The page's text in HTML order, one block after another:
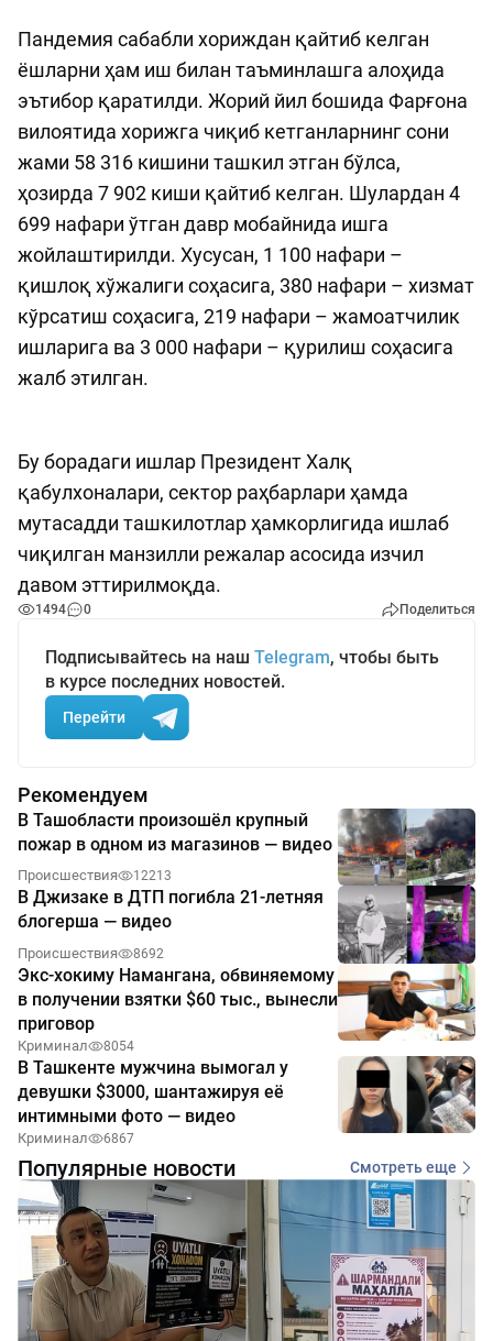
Пандемия сабабли хориждан қайтиб келган
ёшларни ҳам иш билан таъминлашга алоҳида
эътибор қаратилди. Жорий йил бошида Фарғона
вилоятида хорижга чиқиб кетганларнинг сони
жами 58 316 кишини ташкил этган бўлса,
ҳозирда 7 902 киши қайтиб келган. Шулардан 4
699 нафари ўтган давр мобайнида ишга
жойлаштирилди. Хусусан, 1 100 нафари –
қишлоқ хўжалиги соҳасига, 380 нафари – хизмат
кўрсатиш соҳасига, 219 нафари – жамоатчилик
ишларига ва 3 000 нафари – қурилиш соҳасига
жалб этилган.
Бу борадаги ишлар Президент Халқ
қабулхоналари, сектор раҳбарлари ҳамда
мутасадди ташкилотлар ҳамкорлигида ишлаб
чиқилган манзилли режалар асосида изчил
давом эттирилмоқда.
1494 0 Поделиться
Подписывайтесь на наш Telegram, чтобы быть
в курсе последних новостей.
Перейти
Рекомендуем
В Ташобласти произошёл крупный
пожар в одном из магазинов — видео
Происшествия 12213
В Джизаке в ДТП погибла 21-летняя
блогерша — видео
Происшествия 8692
Экс-хокиму Намангана, обвиняемому
в получении взятки $60 тыс., вынесли
приговор
Криминал 8054
В Ташкенте мужчина вымогал у
девушки $3000, шантажируя её
интимными фото — видео
Криминал 6867
Популярные новости Смотреть еще